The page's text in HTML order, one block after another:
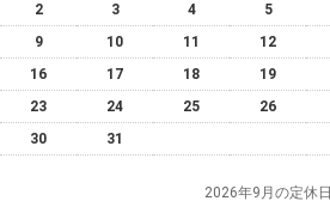
2
3 4 5
9
10 11 12
16
17 18 19
23
24 25 26
30
31
2026年9月の定休日